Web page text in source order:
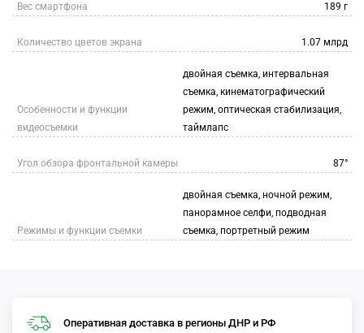
Вес смартфона 189 г
Количество цветов экрана 1.07 млрд
Особенности и функции
видеосъемки
двойная съемка, интервальная
съемка, кинематографический
режим, оптическая стабилизация,
таймлапс
Угол обзора фронтальной камеры 87°
Режимы и функции съемки
двойная съемка, ночной режим,
панорамное селфи, подводная
съемка, портретный режим
Оперативная доставка в регионы ДНР и РФ